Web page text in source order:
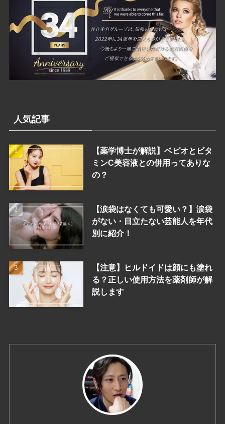
人気記事
【薬学博士が解説】ベピオとビタ
ミンC美容液との併用ってありな
の？
【涙袋はなくても可愛い？】涙袋
がない・目立たない芸能人を年代
別に紹介！
【注意】ヒルドイドは顔にも塗れ
る？正しい使用方法を薬剤師が解
説します